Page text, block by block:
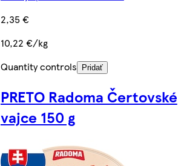
2,35 €
10,22 €/kg
Quantity controls
Pridať
PRETO Radoma Čertovské
vajce 150 g